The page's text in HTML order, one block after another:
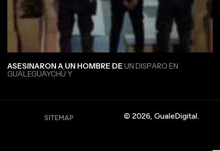
ASESINARON A UN HOMBRE DE UN DISPARO EN
GUALEGUAYCHÚ Y
© 2026, GualeDigital.
SITEMAP